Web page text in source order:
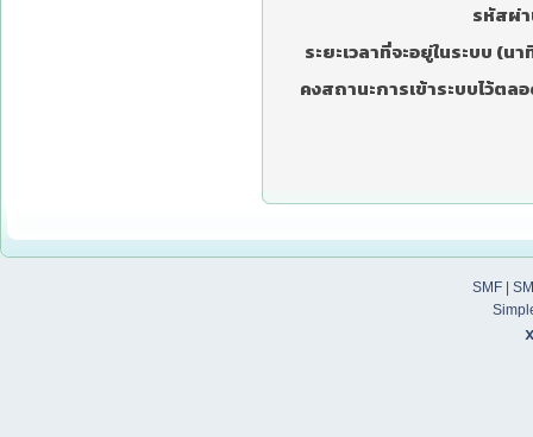
รหัสผ่
ระยะเวลาที่จะอยู่ในระบบ (นา
คงสถานะการเข้าระบบไว้ตล
SMF|